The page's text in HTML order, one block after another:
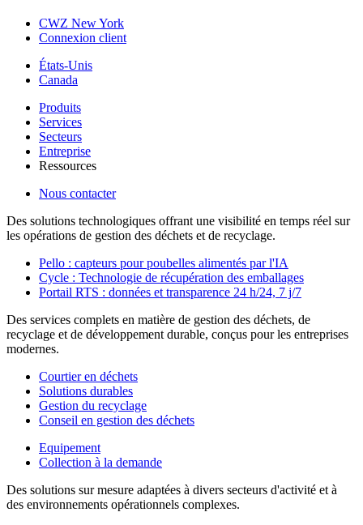
CWZ New York
Connexion client
États-Unis
Canada
Produits
Services
Secteurs
Entreprise
Ressources
Nous contacter
Des solutions technologiques offrant une visibilité en temps réel sur
les opérations de gestion des déchets et de recyclage.
Pello : capteurs pour poubelles alimentés par l'IA
Cycle : Technologie de récupération des emballages
Portail RTS : données et transparence 24 h/24, 7 j/7
Des services complets en matière de gestion des déchets, de
recyclage et de développement durable, conçus pour les entreprises
modernes.
Courtier en déchets
Solutions durables
Gestion du recyclage
Conseil en gestion des déchets
Equipement
Collection à la demande
Des solutions sur mesure adaptées à divers secteurs d'activité et à
des environnements opérationnels complexes.